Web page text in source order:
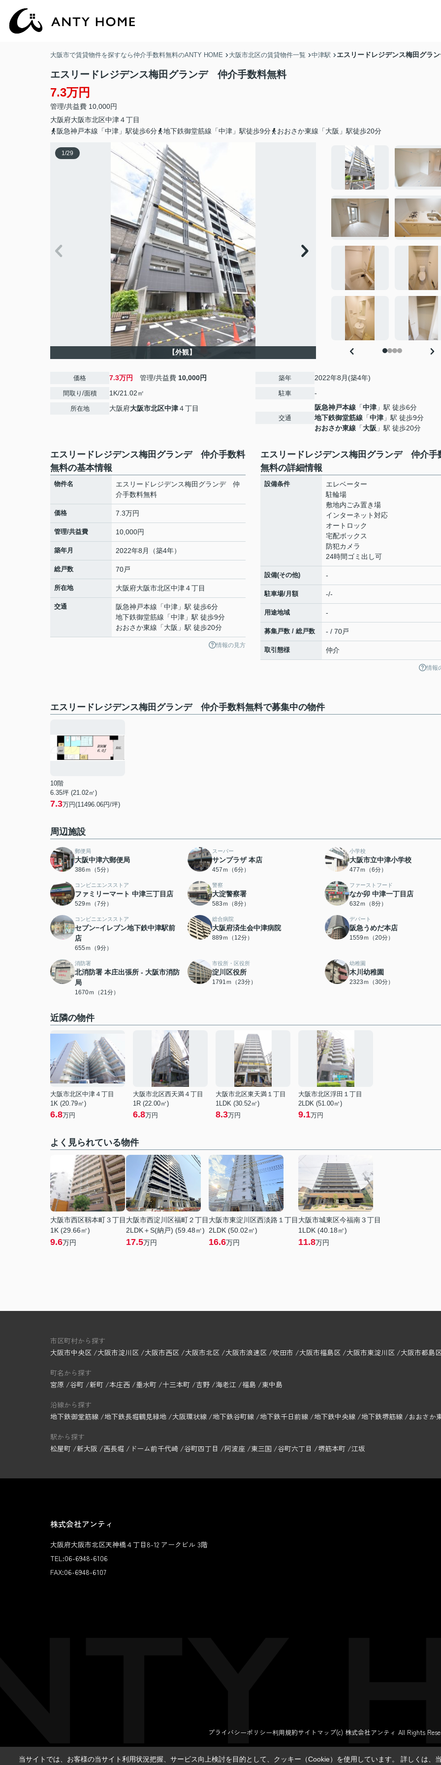
大阪市で賃貸物件を探すなら仲介手数料無料のANTY HOME 大阪市北区の賃貸物件一覧 中津駅 エスリードレジデンス梅田グラ
エスリードレジデンス梅田グランデ 仲介手数料無料
7.3万円
管理/共益費 10,000円
大阪府大阪市北区中津４丁目
阪急神戸本線「中津」駅徒歩6分
地下鉄御堂筋線「中津」駅徒歩9分 おおさか東線「大阪」駅徒歩20分
1/29
【外観】
価格 7.3万円 管理/共益費 10,000円
間取り/面積 1K/21.02㎡
所在地 大阪府大阪市北区中津４丁目
築年 2022年8月(築4年)
駐車 -
交通
阪急神戸本線 「中津 」駅 徒歩6分
地下鉄御堂筋線 「中津 」駅 徒歩9分
おおさか東線 「大阪 」駅 徒歩20分
エスリードレジデンス梅田グランデ 仲介手数料
無料の基本情報
物件名
エスリードレジデンス梅田グランデ 仲
介手数料無料
価格 7.3万円
管理/共益費 10,000円
築年月 2022年8月（築4年）
総戸数 70戸
所在地 大阪府大阪市北区中津４丁目
交通 阪急神戸本線 「中津 」駅 徒歩6分
地下鉄御堂筋線 「中津 」駅 徒歩9分
おおさか東線 「大阪 」駅 徒歩20分
情報の見方
エスリードレジデンス梅田グランデ 仲介手
無料の詳細情報
設備条件
エレベーター
駐輪場
敷地内ごみ置き場
インターネット対応
オートロック
宅配ボックス
防犯カメラ
24時間ゴミ出し可
設備(その他) -
駐車場/月額 -/-
用途地域 -
募集戸数 / 総戸数 - / 70戸
取引態様 仲介
情報
エスリードレジデンス梅田グランデ 仲介手数料無料で募集中の物件
10階
6.35坪 (21.02㎡)
7.3万円(11496.06円/坪)
周辺施設
郵便局
大阪中津六郵便局
386ｍ（5分）
スーパー
サンプラザ 本店
457ｍ（6分）
小学校
大阪市立中津小学校
477ｍ（6分）
コンビニエンスストア
ファミリーマート 中津三丁目店
529ｍ（7分）
警察
大淀警察署
583ｍ（8分）
ファーストフード
なか卯 中津一丁目店
632ｍ（8分）
コンビニエンスストア
セブン−イレブン地下鉄中津駅前
店
655ｍ（9分）
総合病院
大阪府済生会中津病院
889ｍ（12分）
デパート
阪急うめだ本店
1559ｍ（20分）
消防署
北消防署 本庄出張所 - 大阪市消防
局
1670ｍ（21分）
市役所・区役所
淀川区役所
1791ｍ（23分）
幼稚園
木川幼稚園
2323ｍ（30分）
近隣の物件
大阪市北区中津４丁目
1K (20.79㎡)
6.8万円
大阪市北区西天満４丁目
1R (22.00㎡)
6.8万円
大阪市北区東天満１丁目
1LDK (30.52㎡)
8.3万円
大阪市北区浮田１丁目
2LDK (51.00㎡)
9.1万円
よく見られている物件
大阪市西区靱本町３丁目
1K (29.66㎡)
9.6万円
大阪市西淀川区福町２丁目
2LDK＋S(納戸) (59.48㎡)
17.5万円
大阪市東淀川区西淡路１丁目
2LDK (50.02㎡)
16.6万円
大阪市城東区今福南３丁目
1LDK (40.18㎡)
11.8万円
市区町村から探す
大阪市中央区
大阪市淀川区 大阪市西区 大阪市北区 大阪市浪速区 吹田市 大阪市福島区 大阪市東淀川区 大阪市都島
町名から探す
宮原
谷町 新町 本庄西 垂水町 十三本町 吉野 海老江 福島 東中島
沿線から探す
地下鉄御堂筋線 地下鉄長堀鶴見緑地 大阪環状線 地下鉄谷町線 地下鉄千日前線 地下鉄中央線 地下鉄堺筋線 おおさか
駅から探す
松屋町 新大阪 西長堀 ドーム前千代崎 谷町四丁目 阿波座 東三国 谷町六丁目 堺筋本町 江坂
株式会社アンティ
大阪府大阪市北区天神橋４丁目8-12 アークビル 3階
TEL:06-6948-6106
FAX:06-6948-6107
プライバシーポリシー利用規約サイトマップ(c) 株式会社アンティ All Rights
当サイトでは、お客様の当サイト利用状況把握、サービス向上検討を目的として、クッキー（Cookie）を使用しています。 詳しくは、